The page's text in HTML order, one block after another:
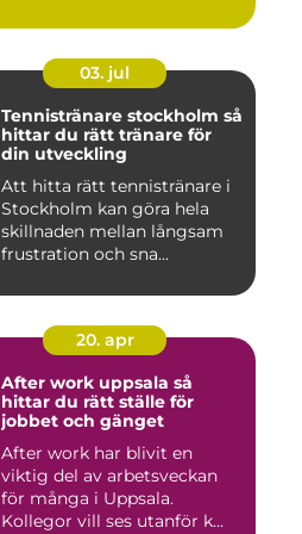
03. jul
Tennistränare stockholm så
hittar du rätt tränare för
din utveckling
Att hitta rätt tennistränare i
Stockholm kan göra hela
skillnaden mellan långsam
frustration och sna...
20. apr
After work uppsala så
hittar du rätt ställe för
jobbet och gänget
After work har blivit en
viktig del av arbetsveckan
för många i Uppsala.
Kollegor vill ses utanför k...